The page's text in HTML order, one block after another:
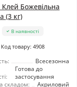
Клей Божевільна
(3 кг)
В наявності
Код товару: 4908
Всесезонна
Готова до
застосування
складом:
Акриловий